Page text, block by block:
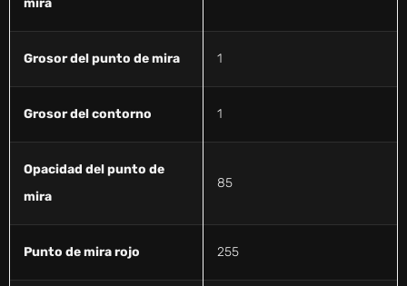
mira
Grosor del punto de mira 1
Grosor del contorno 1
Opacidad del punto de
mira
85
Punto de mira rojo 255